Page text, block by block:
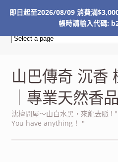
山巴傳奇 沉香
｜專業天然香品
沈檀問屋～山白水黑，來龍去脈
You have anything！ "
即日起至2026/08/09 消費滿
帳時請輸入代碼: